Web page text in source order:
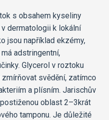
s obsahem kyseliny
dermatologii k lokální
jsou například ekzémy,
adstringentní,
Glycerol v roztoku
svědění, zatímco
a plísním. Jarischův
oblast 2–3krát
tamponu. Je důležité